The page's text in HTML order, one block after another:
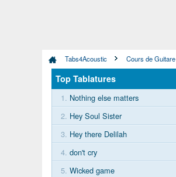
Tabs4Acoustic Cours de Guitare
Top Tablatures
1. Nothing else matters
2. Hey Soul Sister
3. Hey there Delilah
4. don't cry
5. Wicked game